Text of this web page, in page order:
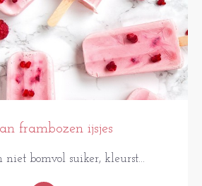
frambozen ijsjes
niet bomvol suiker, kleurst...